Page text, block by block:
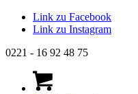
Link zu Facebook
Link zu Instagram
0221 - 16 92 48 75